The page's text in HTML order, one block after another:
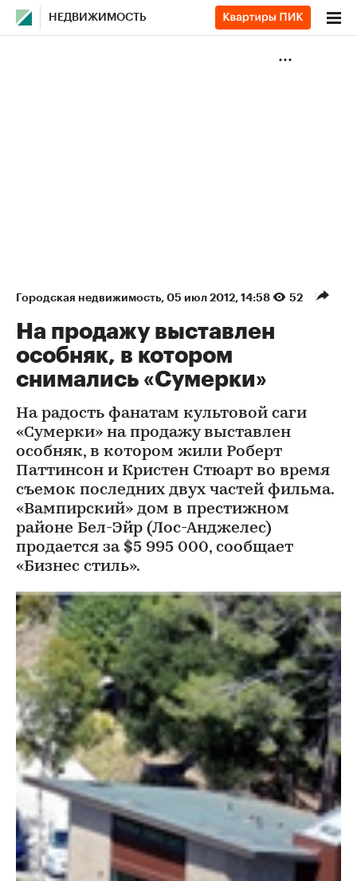
НЕДВИЖИМОСТЬ
Городская недвижимость⁠, 05 июл 2012, 14:58 52
На продажу выставлен
особняк, в котором
снимались «Сумерки»
На радость фанатам культовой саги
«Сумерки» на продажу выставлен
особняк, в котором жили Роберт
Паттинсон и Кристен Стюарт во время
съемок последних двух частей фильма.
«Вампирский» дом в престижном
районе Бел-Эйр (Лос-Анджелес)
продается за $5 995 000, сообщает
«Бизнес стиль».